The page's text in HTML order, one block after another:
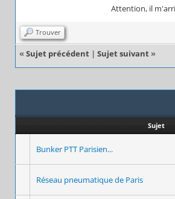
Attention, il
Trouver
« Sujet précédent | Sujet suivant »
Sujet
Bunker PTT Parisien...
Réseau pneumatique de Paris